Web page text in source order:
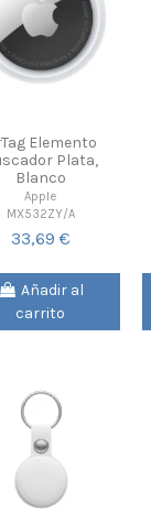
Elemento
Plata,
Blanco
Apple
MX532ZY/A
33,69 €
Añadir al
carrito